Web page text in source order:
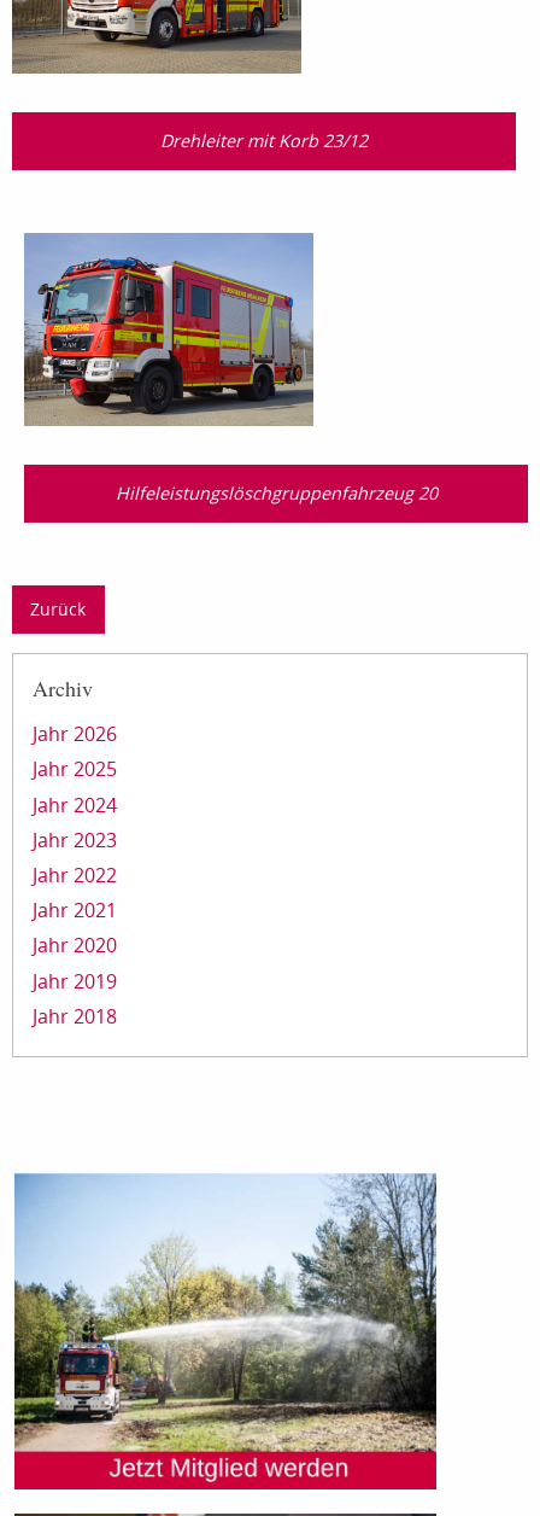
Drehleiter mit Korb 23/12
Hilfeleistungslösch­gruppen­fahrzeug 20
Zurück
Archiv
Jahr 2026
Jahr 2025
Jahr 2024
Jahr 2023
Jahr 2022
Jahr 2021
Jahr 2020
Jahr 2019
Jahr 2018